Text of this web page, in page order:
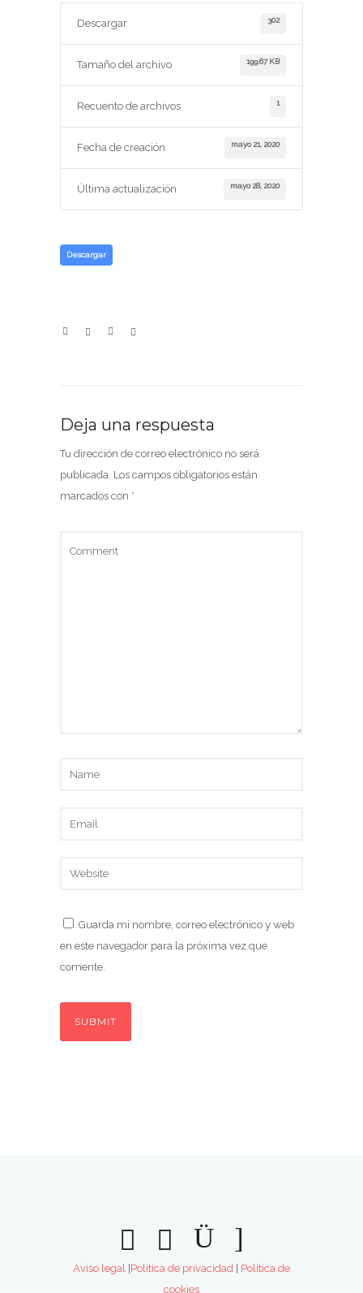
Descargar 302
Tamaño del archivo 199.67 KB
Recuento de archivos 1
Fecha de creación mayo 21, 2020
Última actualización mayo 28, 2020
Descargar
Deja una respuesta
Tu dirección de correo electrónico no será
publicada. Los campos obligatorios están
marcados con *
Guarda mi nombre, correo electrónico y web
en este navegador para la próxima vez que
comente.
Aviso legal |Politica de privacidad | Politica de
cookies